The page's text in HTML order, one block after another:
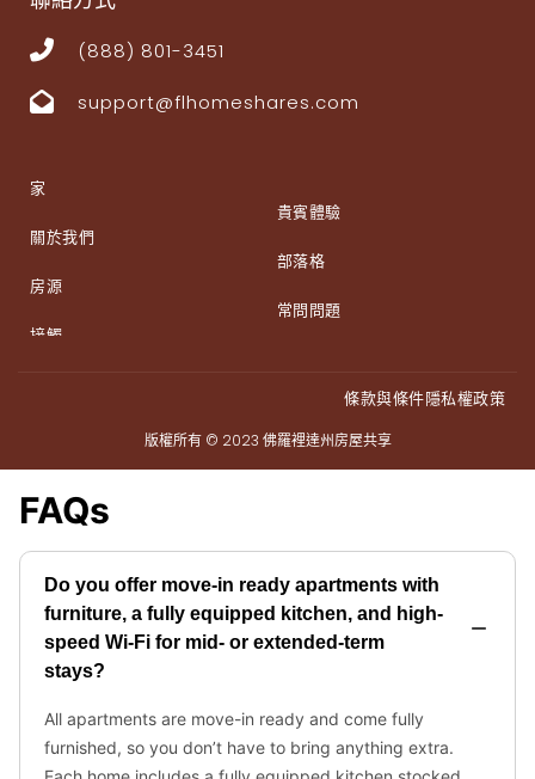
(888) 801-3451
support@flhomeshares.com
家
關於我們
房源
接觸
貴賓體驗
部落格
常問問題
版權所有 © 2023 佛羅裡達州房屋共享
條款與條件隱私權政策